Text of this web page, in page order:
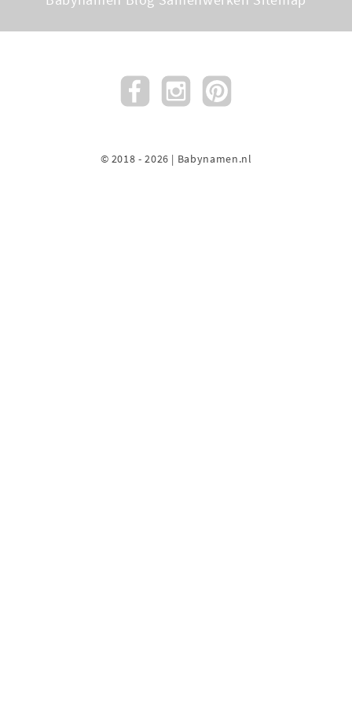
© 2018 - 2026 | Babynamen.nl